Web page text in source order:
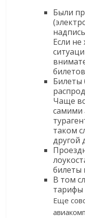
Были
Если
Билеты
Чаще
самими
таком
другой
билеты
В том
тарифы
Еще